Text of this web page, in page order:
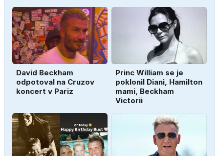
David Beckham
odpotoval na Cruzov
koncert v Pariz
Princ William se je
poklonil Diani, Hamilton
mami, Beckham
Victorii